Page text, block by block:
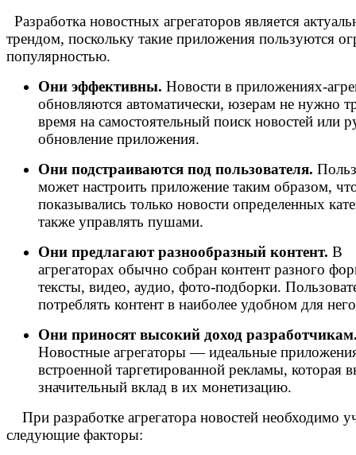
Разработка новостных агрегаторов является
трендом, поскольку такие приложения пользуются
популярностью.
Они эффективны. Новости в приложениях-
обновляются автоматически, юзерам не нужно
время на самостоятельный поиск новостей или
обновление приложения.
Они подстраиваются под пользователя.
может настроить приложение таким образом,
показывались только новости определенных
также управлять пушами.
Они предлагают разнообразный контент. В
агрегаторах обычно собран контент разного
тексты, видео, аудио, фото-подборки.
потреблять контент в наиболее удобном для
Они приносят высокий доход
Новостные агрегаторы — идеальные
встроенной таргетированной рекламы, которая
значительный вклад в их монетизацию.
При разработке агрегатора новостей необходимо
следующие факторы: